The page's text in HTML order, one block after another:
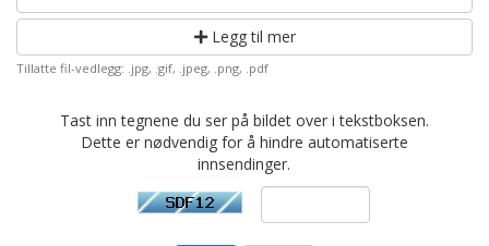
Legg til mer
Tillatte fil-vedlegg: .jpg, .gif, .jpeg, .png, .pdf
Tast inn tegnene du ser på bildet over i tekstboksen.
Dette er nødvendig for å hindre automatiserte
innsendinger.